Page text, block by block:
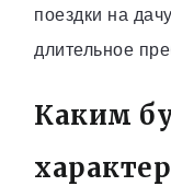
поездки на
длительное
Каким